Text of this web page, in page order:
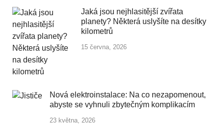
Jaká jsou nejhlasitější zvířata
planety? Některá uslyšíte na desítky
kilometrů
15 června, 2026
Nová elektroinstalace: Na co nezapomenout,
abyste se vyhnuli zbytečným komplikacím
23 května, 2026